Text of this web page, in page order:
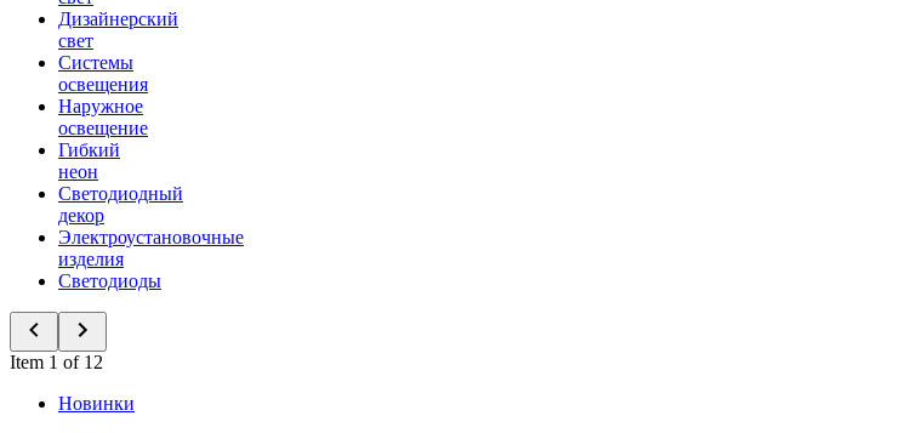
Дизайнерский
свет
Системы
освещения
Наружное
освещение
Гибкий
неон
Светодиодный
декор
Электроустановочные
изделия
Светодиоды
Item 1 of 12
Новинки